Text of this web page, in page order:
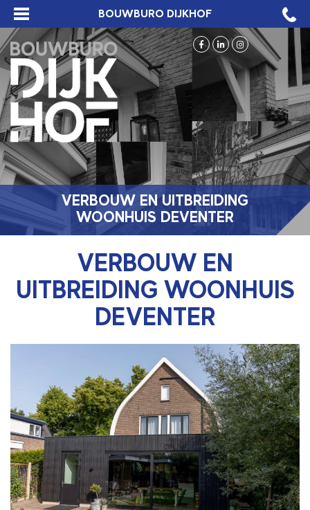
BOUWBURO DIJKHOF
VERBOUW EN UITBREIDING
WOONHUIS DEVENTER
VERBOUW EN
UITBREIDING WOONHUIS
DEVENTER